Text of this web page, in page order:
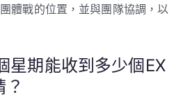
體戰的位置，並與團隊協調，以
星期能收到多少個EX